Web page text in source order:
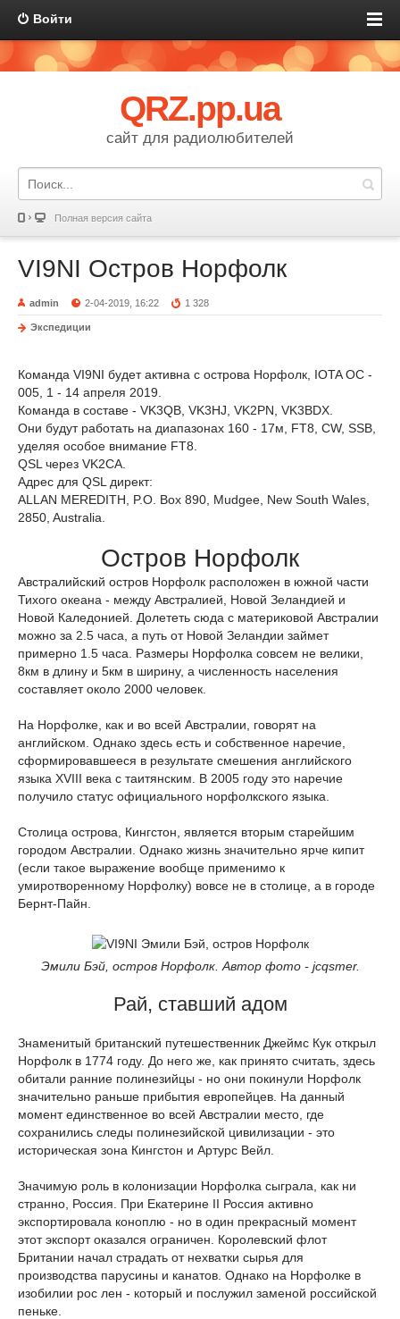
Войти
QRZ.pp.ua
сайт для радиолюбителей
Полная версия сайта
VI9NI Остров Норфолк
admin 2-04-2019, 16:22 1 328
Экспедиции
Команда VI9NI будет активна с острова Норфолк, IOTA OC -
005, 1 - 14 апреля 2019.
Команда в составе - VK3QB, VK3HJ, VK2PN, VK3BDX.
Они будут работать на диапазонах 160 - 17м, FT8, CW, SSB,
уделяя особое внимание FT8.
QSL через VK2CA.
Адрес для QSL директ:
ALLAN MEREDITH, P.O. Box 890, Mudgee, New South Wales,
2850, Australia.
Остров Норфолк
Австралийский остров Норфолк расположен в южной части
Тихого океана - между Австралией, Новой Зеландией и
Новой Каледонией. Долететь сюда с материковой Австралии
можно за 2.5 часа, а путь от Новой Зеландии займет
примерно 1.5 часа. Размеры Норфолка совсем не велики,
8км в длину и 5км в ширину, а численность населения
составляет около 2000 человек.
На Норфолке, как и во всей Австралии, говорят на
английском. Однако здесь есть и собственное наречие,
сформировавшееся в результате смешения английского
языка XVIII века с таитянским. В 2005 году это наречие
получило статус официального норфолкского языка.
Столица острова, Кингстон, является вторым старейшим
городом Австралии. Однако жизнь значительно ярче кипит
(если такое выражение вообще применимо к
умиротворенному Норфолку) вовсе не в столице, а в городе
Бернт-Пайн.
Эмили Бэй, остров Норфолк. Автор фото - jcqsmer.
Рай, ставший адом
Знаменитый британский путешественник Джеймс Кук открыл
Норфолк в 1774 году. До него же, как принято считать, здесь
обитали ранние полинезийцы - но они покинули Норфолк
значительно раньше прибытия европейцев. На данный
момент единственное во всей Австралии место, где
сохранились следы полинезийской цивилизации - это
историческая зона Кингстон и Артурс Вейл.
Значимую роль в колонизации Норфолка сыграла, как ни
странно, Россия. При Екатерине II Россия активно
экспортировала коноплю - но в один прекрасный момент
этот экспорт оказался ограничен. Королевский флот
Британии начал страдать от нехватки сырья для
производства парусины и канатов. Однако на Норфолке в
изобилии рос лен - который и послужил заменой российской
пеньке.